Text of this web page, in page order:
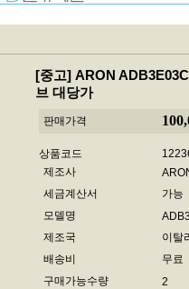
[중고] ARON
브 대당가
판매가격
상품코드
제조사
세금계산서
가능
모델명
제조국
이탈
배송비
무료
구매가능수량
2